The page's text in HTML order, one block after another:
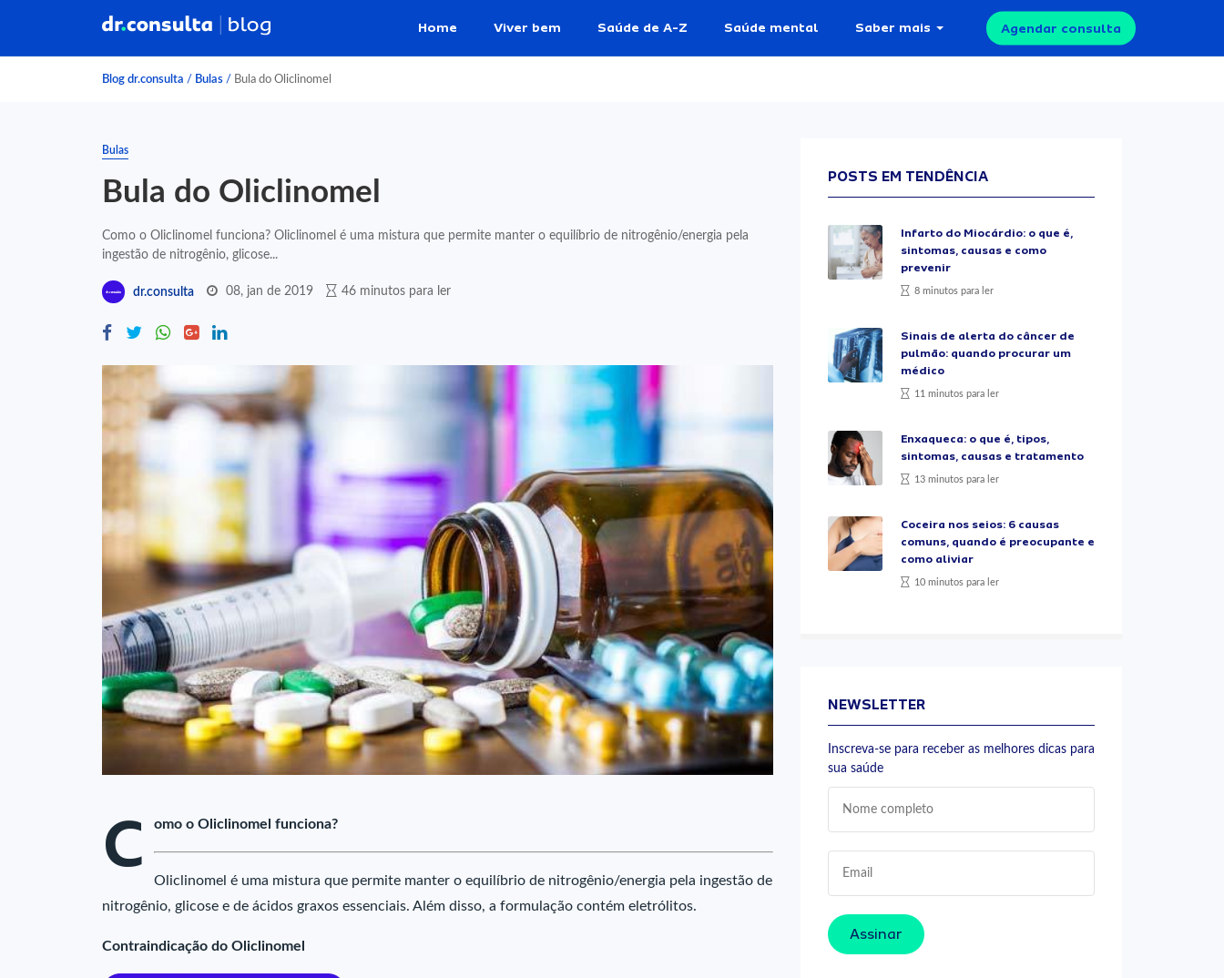
Home Viver bem Saúde de A-Z Saúde mental Saber mais Agendar consulta
Blog dr.consulta / Bulas / Bula do Oliclinomel
Bulas
Bula do Oliclinomel
Como o Oliclinomel funciona? Oliclinomel é uma mistura que permite manter o equilíbrio de nitrogênio/energia pela
ingestão de nitrogênio, glicose...
dr.consulta 08, jan de 2019 46 minutos para ler
C omo o Oliclinomel funciona?
Oliclinomel é uma mistura que permite manter o equilíbrio de nitrogênio/energia pela ingestão de
nitrogênio, glicose e de ácidos graxos essenciais. Além disso, a formulação contém eletrólitos.
Contraindicação do Oliclinomel
POSTS EM TENDÊNCIA
Infarto do Miocárdio: o que é,
sintomas, causas e como
prevenir
8 minutos para ler
Sinais de alerta do câncer de
pulmão: quando procurar um
médico
11 minutos para ler
Enxaqueca: o que é, tipos,
sintomas, causas e tratamento
13 minutos para ler
Coceira nos seios: 6 causas
comuns, quando é preocupante e
como aliviar
10 minutos para ler
NEWSLETTER
Inscreva-se para receber as melhores dicas para
sua saúde
Assinar